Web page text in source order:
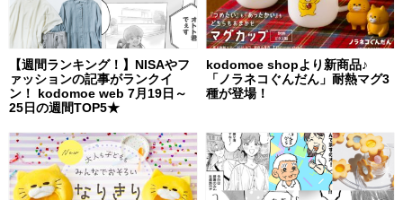
【週間ランキング！】NISAやフ
ァッションの記事がランクイ
ン！ kodomoe web 7月19日～
25日の週間TOP5★
kodomoe shopより新商品♪
「ノラネコぐんだん」耐熱マグ3
種が登場！